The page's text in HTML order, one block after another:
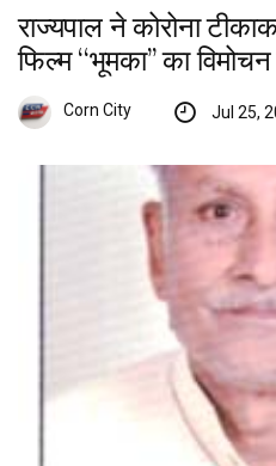
राज्यपाल ने कोरोना
फिल्म ‘‘भूमका’’ का
Corn City Jul 25,